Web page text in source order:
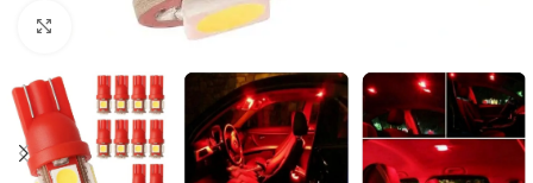
Click to enlarge